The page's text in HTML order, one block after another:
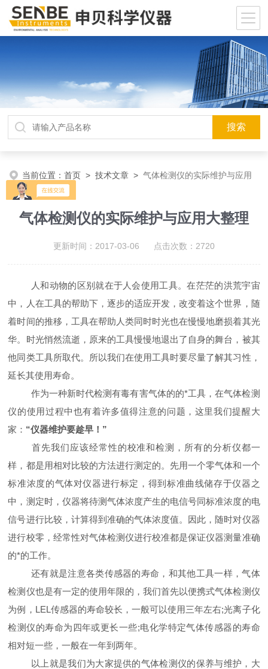
当前位置：首页 >技术文章 >气体检测仪的实际维护与应用
大整理
气体检测仪的实际维护与应用大整理
更新时间：2017-03-06 点击次数：2720
人和动物的区别就在于人会使用工具。在茫茫的洪荒宇宙
中，人在工具的帮助下，逐步的适应开发，改变着这个世界，随
着时间的推移，工具在帮助人类同时时光也在慢慢地磨损着其光
华。时光悄然流逝，原来的工具慢慢地退出了自身的舞台，被其
他同类工具所取代。所以我们在使用工具时要尽量了解其习性，
延长其使用寿命。
作为一种新时代检测有毒有害气体的的*工具，在气体检测
仪的使用过程中也有着许多值得注意的问题，这里我们提醒大
家： “仪器维护要趁早！”
首先我们应该经常性的校准和检测，所有的分析仪都一
样，都是用相对比较的方法进行测定的。先用一个零气体和一个
标准浓度的气体对仪器进行标定，得到标准曲线储存于仪器之
中，测定时，仪器将待测气体浓度产生的电信号同标准浓度的电
信号进行比较，计算得到准确的气体浓度值。因此，随时对仪器
进行校零，经常性对气体检测仪进行校准都是保证仪器测量准确
的*的工作。
还有就是注意各类传感器的寿命，和其他工具一样，气体
检测仪也是有一定的使用年限的，我们首先以便携式气体检测仪
为例，LEL传感器的寿命较长，一般可以使用三年左右;光离子化
检测仪的寿命为四年或更长一些;电化学特定气体传感器的寿命
相对短一些，一般在一年到两年。
以上就是我们为大家提供的气体检测仪的保养与维护，大